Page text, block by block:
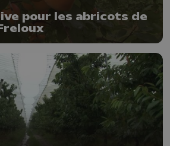
pour les abricots de